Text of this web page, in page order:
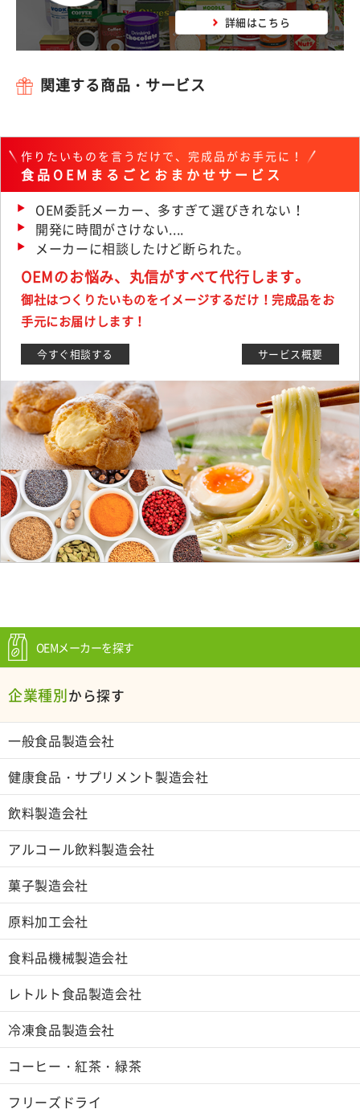
OEMメーカーを探す
企業種別から探す
一般食品製造会社
健康食品・サプリメント製造会社
飲料製造会社
アルコール飲料製造会社
菓子製造会社
原料加工会社
食料品機械製造会社
レトルト食品製造会社
冷凍食品製造会社
コーヒー・紅茶・緑茶
フリーズドライ
詳細はこちら
関連する商品・サービス
作りたいものを言うだけで、完成品がお手元に！
食品OEMまるごとおまかせサービス
OEM委託メーカー、多すぎて選びきれない！
開発に時間がさけない....
メーカーに相談したけど断られた。
OEMのお悩み、丸信がすべて代行します。
御社はつくりたいものをイメージするだけ！完成品をお
手元にお届けします！
今すぐ相談する サービス概要